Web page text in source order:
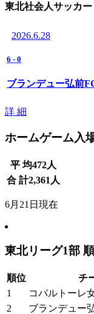
東北社会人サッカ
2026.6.28
6 - 0
ブランデュー弘前
詳 細
ホームゲーム入
平 均472人
合 計2,361 人
6月21日現在
東北リーグ1部
順位 チ
1
コバルトーレ女
2
ブランデュー